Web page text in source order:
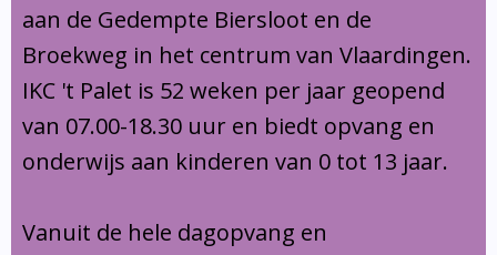
Leerlingenzorg
Privacy
Vakanties en lesvrije dagen
Medezeggenschapsraad
Klachtenregeling
Communicatie
Contact
aan de Gedempte Biersloot en de
Broekweg in het centrum van Vlaardingen.
IKC 't Palet is 52 weken per jaar geopend
van 07.00-18.30 uur en biedt opvang en
onderwijs aan kinderen van 0 tot 13 jaar.
Vanuit de hele dagopvang en